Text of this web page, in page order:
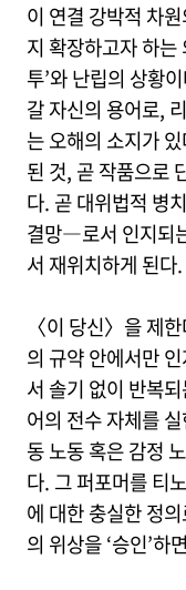
이 연결 강박적 차
지 확장하고자 하는
투’와 난립의 상
갈 자신의 용어로,
는 오해의 소지가
된 것, 곧 작품으로
다. 곧 대위법적 병
결망―로서 인지되
서 재위치하게 된다.
〈이 당신〉을 제
의 규약 안에서만
서 솔기 없이 반복
어의 전수 자체를
동 노동 혹은 감정
다. 그 퍼포머를 티
에 대한 충실한 정
의 위상을 ‘승인’하